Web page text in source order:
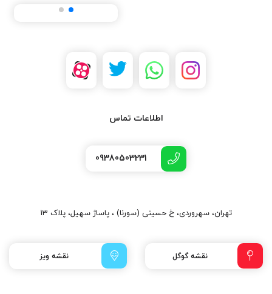
اطلاعات تماس
09380503231
تهران، سهروردی، خ حسینی (سورنا) ، پاساژ سهیل، پلاک 13
نقشه گوگل نقشه ویز